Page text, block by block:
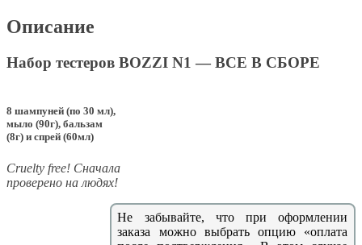
Описание
Набор тестеров BOZZI N1 — ВСЕ В СБОРЕ
8 шампуней (по 30 мл),
мыло (90г), бальзам
(8г) и спрей (60мл)
Сruelty free! Сначала
проверено на людях!
Не забывайте, что при оформлении
заказа можно выбрать опцию «оплата